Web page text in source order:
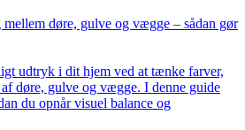
døre, gulve og vægge – sådan gør
udtryk i dit hjem ved at tænke farver,
døre, gulve og vægge. I denne guide
du opnår visuel balance og